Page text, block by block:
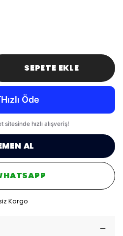
SEPETE EKLE
AL
Kargo